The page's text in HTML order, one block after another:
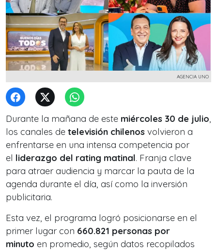
AGENCIA UNO
Durante la mañana de este miércoles 30 de julio,
los canales de televisión chilenos volvieron a
enfrentarse en una intensa competencia por
el liderazgo del rating matinal. Franja clave
para atraer audiencia y marcar la pauta de la
agenda durante el día, así como la inversión
publicitaria.
Esta vez, el programa logró posicionarse en el
primer lugar con 660.821 personas por
minuto en promedio, según datos recopilados